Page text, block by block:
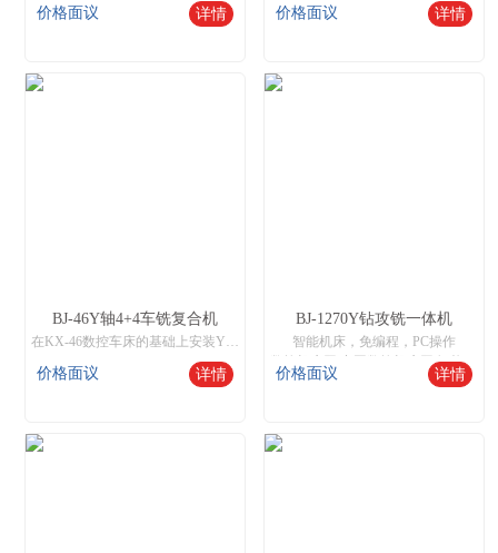
价格面议 详情 价格面议 详情
BJ-46Y轴4+4车铣复合机
价格面议 详情
BJ-1270Y钻攻铣一体机
智能机床，免编程，PC操作
数控机床网,中国数控机床网,智能数控机床
价格面议 详情